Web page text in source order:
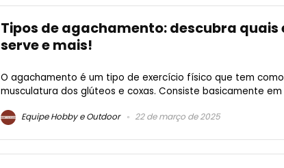
Tipos de agachamento: descubra quais
serve e mais!
O agachamento é um tipo de exercício físico que tem
musculatura dos glúteos e coxas. Consiste basicamente
Equipe Hobby e Outdoor 22 de março de 2025